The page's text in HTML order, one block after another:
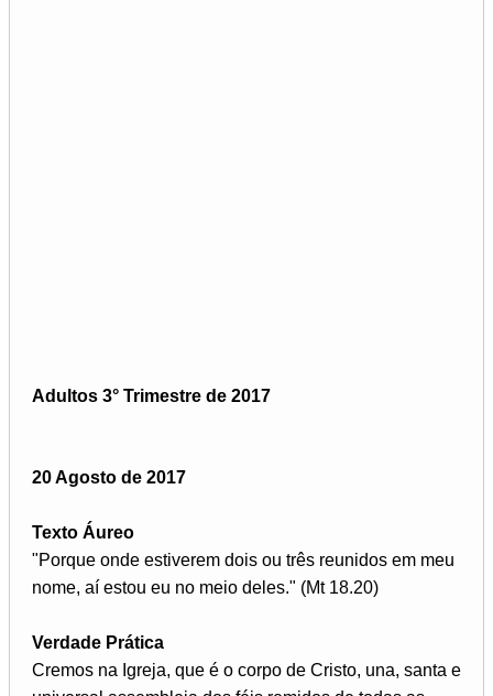
Adultos 3° Trimestre de 2017
20 Agosto de 2017
Texto Áureo
"Porque onde estiverem dois ou três reunidos em meu
nome, aí estou eu no meio deles." (Mt 18.20)
Verdade Prática
Cremos na Igreja, que é o corpo de Cristo, una, santa e